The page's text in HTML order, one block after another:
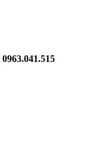
0963.041.515